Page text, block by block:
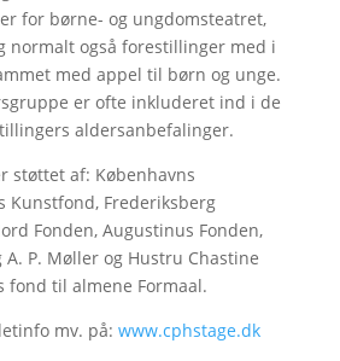
for børne- og ungdomsteatret,
normalt også forestillinger med i
med appel til børn og unge.
er ofte inkluderet ind i de
aldersanbefalinger.
støttet af: Københavns
Kunstfond, Frederiksberg
Fonden, Augustinus Fonden,
P. Møller og Hustru Chastine
fond til almene Formaal.
mv. på: www.cphstage.dk